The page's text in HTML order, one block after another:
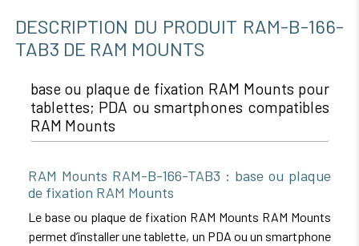
DESCRIPTION DU PRODUIT RAM-B-166-
TAB3 DE RAM MOUNTS
base ou plaque de fixation RAM Mounts pour
tablettes; PDA ou smartphones compatibles
RAM Mounts
RAM Mounts RAM-B-166-TAB3 : base ou plaque
de fixation RAM Mounts
Le base ou plaque de fixation RAM Mounts RAM Mounts
permet d’installer une tablette, un PDA ou un smartphone